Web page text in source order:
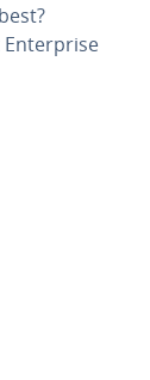
Enterprise